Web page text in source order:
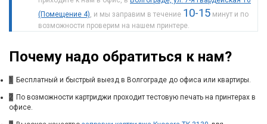
(Помещение 4), и мы заправим в течение 10-15 минут и по
возможности проверим на нашем принтере.
Почему надо обратиться к нам?
1 Бесплатный и быстрый выезд в Волгограде до офиса или квартиры.
2 По возможности картриджи проходит тестовую печать на принтерах в
офисе.